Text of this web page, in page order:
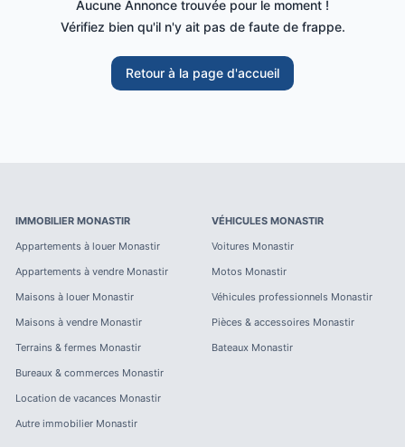
Aucune Annonce trouvée pour le moment !
Vérifiez bien qu'il n'y ait pas de faute de frappe.
Retour à la page d'accueil
IMMOBILIER MONASTIR
Appartements à louer Monastir
Appartements à vendre Monastir
Maisons à louer Monastir
Maisons à vendre Monastir
Terrains & fermes Monastir
Bureaux & commerces Monastir
Location de vacances Monastir
Autre immobilier Monastir
VÉHICULES MONASTIR
Voitures Monastir
Motos Monastir
Véhicules professionnels Monastir
Pièces & accessoires Monastir
Bateaux Monastir